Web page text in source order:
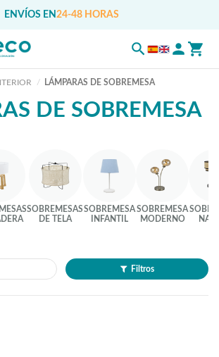
ENVÍOS EN 24-48 HORAS
LÁMPARAS DE SOBREMESA
DE SOBREMESA
SOBREMESAS
DE TELA
SOBREMESA
INFANTIL
SOBREMESA
MODERNO
Filtros